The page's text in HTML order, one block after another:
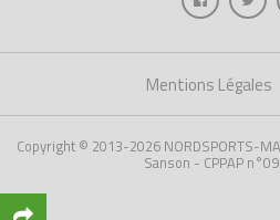
Mentions Légales
Copyright © 2013-2026 NORDSPORTS-
Sanson - CPPAP